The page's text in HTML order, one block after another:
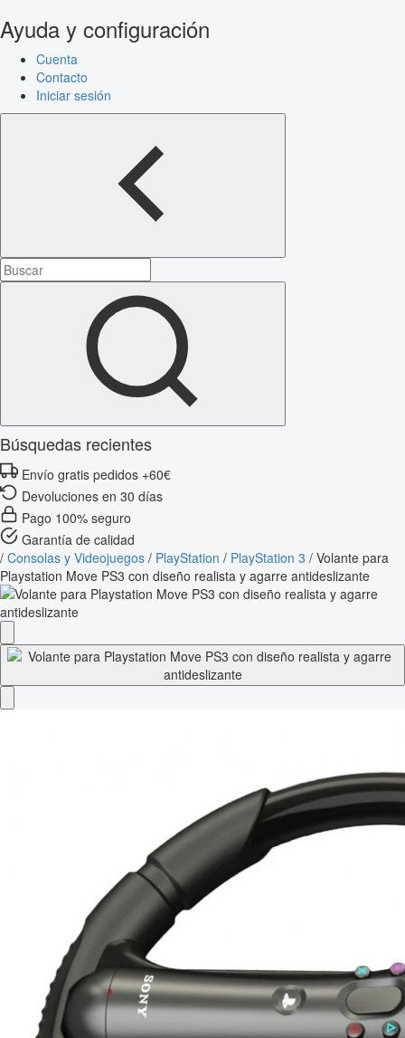
Ayuda y configuración
Cuenta
Contacto
Iniciar sesión
Búsquedas recientes
Envío gratis pedidos +60€
Devoluciones en 30 días
Pago 100% seguro
Garantía de calidad
/ Consolas y Videojuegos / PlayStation / PlayStation 3 / Volante para
Playstation Move PS3 con diseño realista y agarre antideslizante